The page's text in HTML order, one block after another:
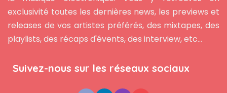
exclusivité toutes les dernières news, les previews et
releases de vos artistes préférés, des mixtapes, des
playlists, des récaps d'évents, des interview, etc...
Suivez-nous sur les réseaux sociaux